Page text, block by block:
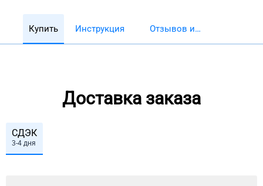
Купить Инструкция
Отзывов и
Доставка заказа
СДЭК
3-4 дня